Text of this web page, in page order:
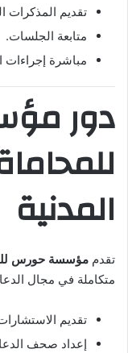
تقديم المذكرات
متابعة الجلسات.
مباشرة إجراءات
دور
المدنية
تقدم مؤسسة حورس
متكاملة في مجال
تقديم الاستشارات
إعداد صحف